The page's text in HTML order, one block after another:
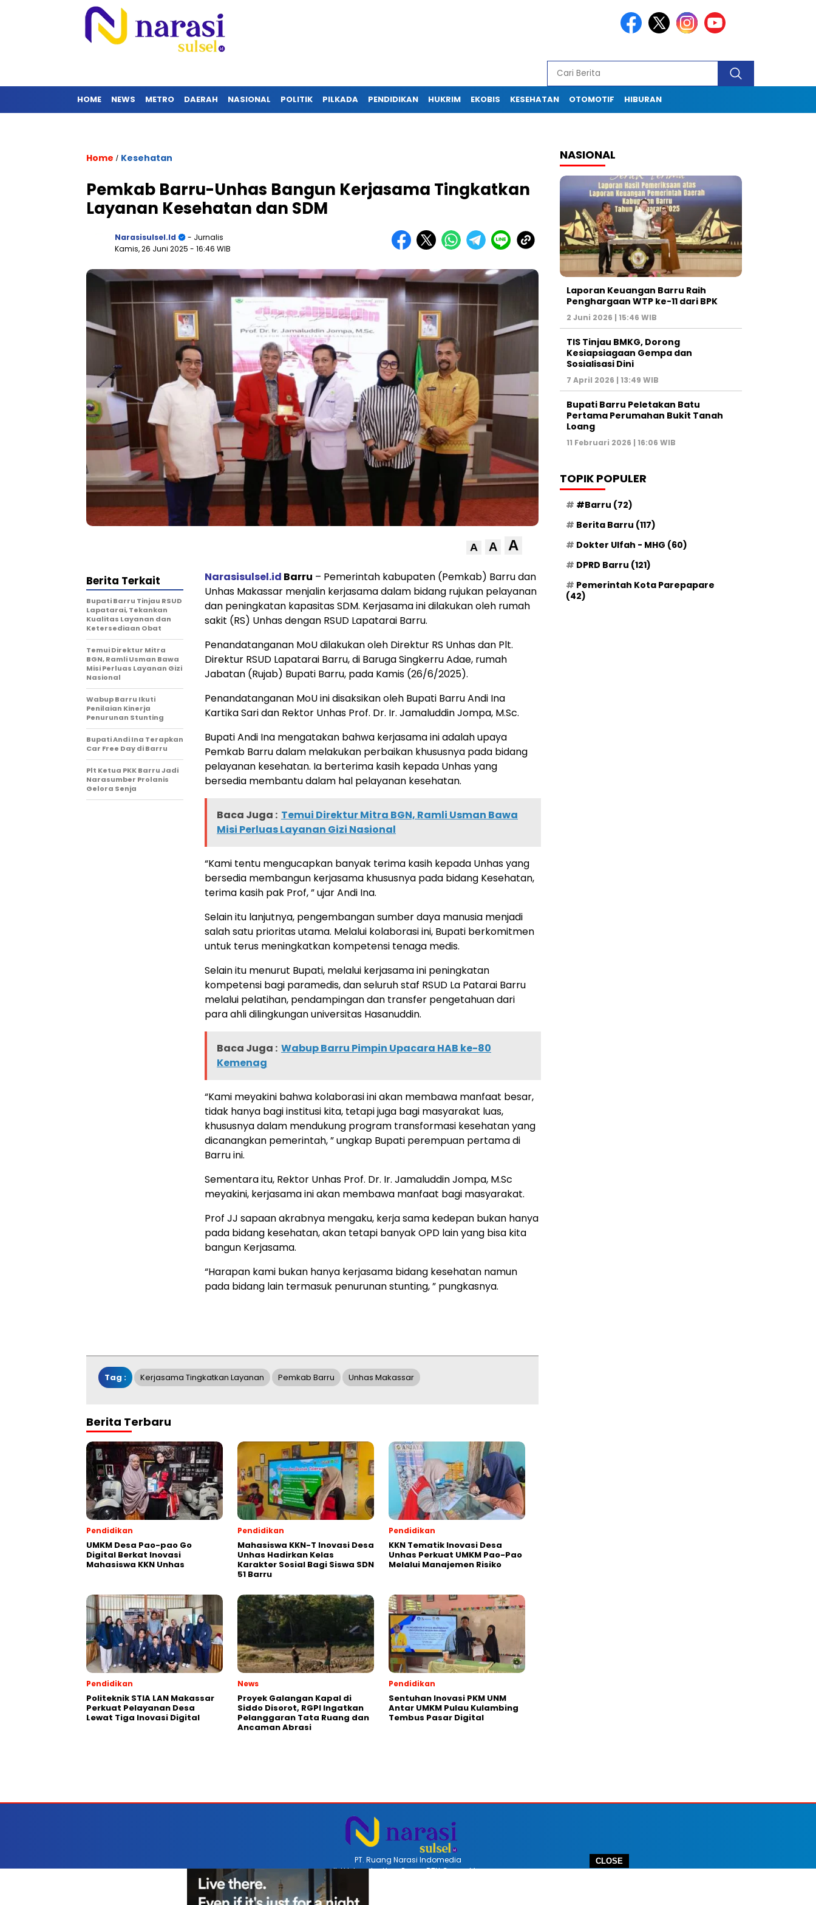
CLOSE
HOME NEWS METRO DAERAH NASIONAL POLITIK PILKADA PENDIDIKAN HUKRIM EKOBIS KESEHATAN OTOMOTIF HIBURAN
Home / Kesehatan
Pemkab Barru-Unhas Bangun Kerjasama Tingkatkan
Layanan Kesehatan dan SDM
Narasisulsel.id
- Jurnalis
Kamis, 26 Juni 2025 - 16:46 WIB
A A A
Narasisulsel.id Barru – Pemerintah kabupaten (Pemkab) Barru dan
Unhas Makassar menjalin kerjasama dalam bidang rujukan pelayanan
dan peningkatan kapasitas SDM. Kerjasama ini dilakukan oleh rumah
sakit (RS) Unhas dengan RSUD Lapatarai Barru.
Penandatanganan MoU dilakukan oleh Direktur RS Unhas dan Plt.
Direktur RSUD Lapatarai Barru, di Baruga Singkerru Adae, rumah
Jabatan (Rujab) Bupati Barru, pada Kamis (26/6/2025).
Penandatanganan MoU ini disaksikan oleh Bupati Barru Andi Ina
Kartika Sari dan Rektor Unhas Prof. Dr. Ir. Jamaluddin Jompa, M.Sc.
Bupati Andi Ina mengatakan bahwa kerjasama ini adalah upaya
Pemkab Barru dalam melakukan perbaikan khususnya pada bidang
pelayanan kesehatan. Ia berterima kasih kepada Unhas yang
bersedia membantu dalam hal pelayanan kesehatan.
Baca Juga : Temui Direktur Mitra BGN, Ramli Usman Bawa
Misi Perluas Layanan Gizi Nasional
“Kami tentu mengucapkan banyak terima kasih kepada Unhas yang
bersedia membangun kerjasama khususnya pada bidang Kesehatan,
terima kasih pak Prof, ” ujar Andi Ina.
Selain itu lanjutnya, pengembangan sumber daya manusia menjadi
salah satu prioritas utama. Melalui kolaborasi ini, Bupati berkomitmen
untuk terus meningkatkan kompetensi tenaga medis.
Selain itu menurut Bupati, melalui kerjasama ini peningkatan
kompetensi bagi paramedis, dan seluruh staf RSUD La Patarai Barru
melalui pelatihan, pendampingan dan transfer pengetahuan dari
para ahli dilingkungan universitas Hasanuddin.
Baca Juga : Wabup Barru Pimpin Upacara HAB ke-80
Kemenag
“Kami meyakini bahwa kolaborasi ini akan membawa manfaat besar,
tidak hanya bagi institusi kita, tetapi juga bagi masyarakat luas,
khususnya dalam mendukung program transformasi kesehatan yang
dicanangkan pemerintah, ” ungkap Bupati perempuan pertama di
Barru ini.
Sementara itu, Rektor Unhas Prof. Dr. Ir. Jamaluddin Jompa, M.Sc
meyakini, kerjasama ini akan membawa manfaat bagi masyarakat.
Prof JJ sapaan akrabnya mengaku, kerja sama kedepan bukan hanya
pada bidang kesehatan, akan tetapi banyak OPD lain yang bisa kita
bangun Kerjasama.
“Harapan kami bukan hanya kerjasama bidang kesehatan namun
pada bidang lain termasuk penurunan stunting, ” pungkasnya.
Berita Terkait
Bupati Barru Tinjau RSUD
Lapatarai, Tekankan
Kualitas Layanan dan
Ketersediaan Obat
Temui Direktur Mitra
BGN, Ramli Usman Bawa
Misi Perluas Layanan Gizi
Nasional
Wabup Barru Ikuti
Penilaian Kinerja
Penurunan Stunting
Bupati Andi Ina Terapkan
Car Free Day di Barru
Plt Ketua PKK Barru Jadi
Narasumber Prolanis
Gelora Senja
Tag : Kerjasama Tingkatkan Layanan Pemkab Barru Unhas Makassar
Berita Terbaru
Pendidikan
UMKM Desa Pao-pao Go
Digital Berkat Inovasi
Mahasiswa KKN Unhas
Pendidikan
Mahasiswa KKN-T Inovasi Desa
Unhas Hadirkan Kelas
Karakter Sosial Bagi Siswa SDN
51 Barru
Pendidikan
KKN Tematik Inovasi Desa
Unhas Perkuat UMKM Pao-Pao
Melalui Manajemen Risiko
Pendidikan
Politeknik STIA LAN Makassar
Perkuat Pelayanan Desa
Lewat Tiga Inovasi Digital
News
Proyek Galangan Kapal di
Siddo Disorot, RGPI Ingatkan
Pelanggaran Tata Ruang dan
Ancaman Abrasi
Pendidikan
Sentuhan Inovasi PKM UNM
Antar UMKM Pulau Kulambing
Tembus Pasar Digital
NASIONAL
Laporan Keuangan Barru Raih
Penghargaan WTP ke-11 dari BPK
2 Juni 2026 | 15:46 WIB
TIS Tinjau BMKG, Dorong
Kesiapsiagaan Gempa dan
Sosialisasi Dini
7 April 2026 | 13:49 WIB
Bupati Barru Peletakan Batu
Pertama Perumahan Bukit Tanah
Loang
11 Februari 2026 | 16:06 WIB
TOPIK POPULER
#Barru (72)
Berita Barru (117)
Dokter Ulfah - MHG (60)
DPRD Barru (121)
Pemerintah Kota Parepapare
(42)
PT. Ruang Narasi Indomedia
Jl. H Iskandar Unru Perum BTN Coppo Mas